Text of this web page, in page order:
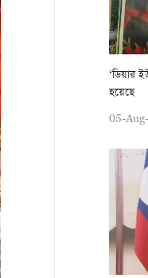
‘ডিয়ার
হয়েছে
05-